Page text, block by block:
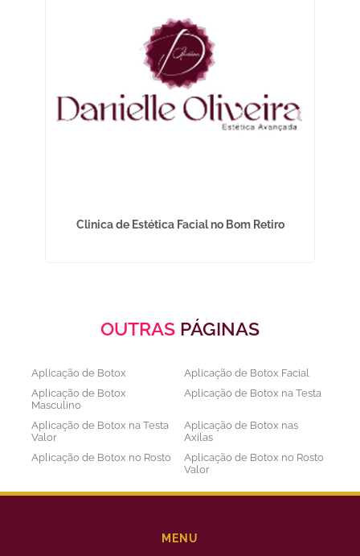
Clinica de Estética Facial no Bom Retiro
OUTRAS PÁGINAS
Aplicação de Botox
Aplicação de Botox Facial
Aplicação de Botox
Masculino
Aplicação de Botox na Testa
Aplicação de Botox na Testa
Valor
Aplicação de Botox nas
Axilas
Aplicação de Botox no Rosto
Aplicação de Botox no Rosto
Valor
Aplicação de Botox nos
Aplicação de Botox Preço
Barriga
MENU